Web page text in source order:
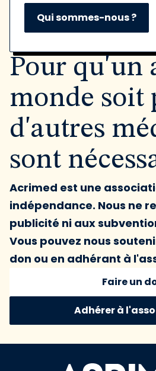
Qui sommes-nous ?
Pour qu'un
monde soit
d'autres
sont
Acrimed est une
indépendance. Nous ne
publicité ni aux
Vous pouvez nous
don ou en adhérant à
Faire un
Adhérer à